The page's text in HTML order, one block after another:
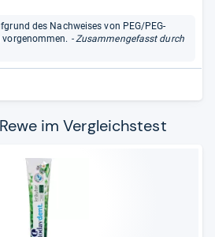
des Nachweises von PEG/PEG-
vorgenommen. - Zusammengefasst durch
im Vergleichstest